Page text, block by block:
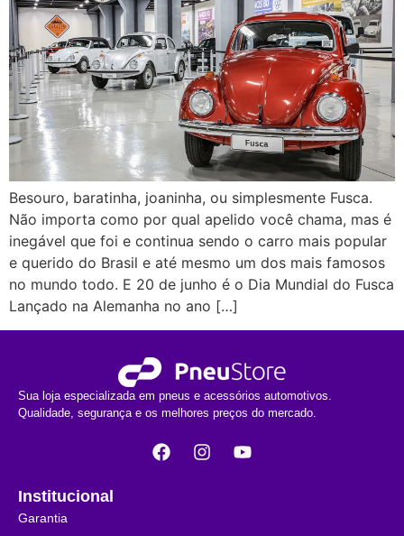
Besouro, baratinha, joaninha, ou simplesmente Fusca.
Não importa como por qual apelido você chama, mas é
inegável que foi e continua sendo o carro mais popular
e querido do Brasil e até mesmo um dos mais famosos
no mundo todo. E 20 de junho é o Dia Mundial do Fusca
Lançado na Alemanha no ano […]
Sua loja especializada em pneus e acessórios automotivos.
Qualidade, segurança e os melhores preços do mercado.
Institucional
Garantia